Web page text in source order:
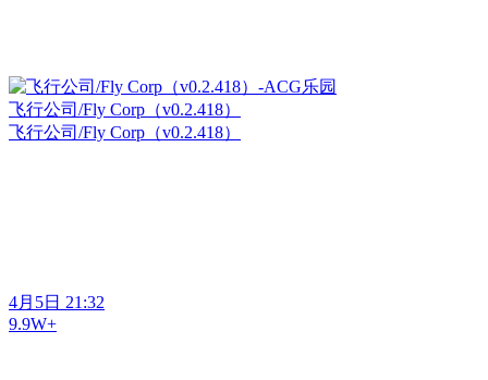
飞行公司/Fly Corp（v0.2.418）
飞行公司/Fly Corp（v0.2.418）
4月5日 21:32
9.9W+